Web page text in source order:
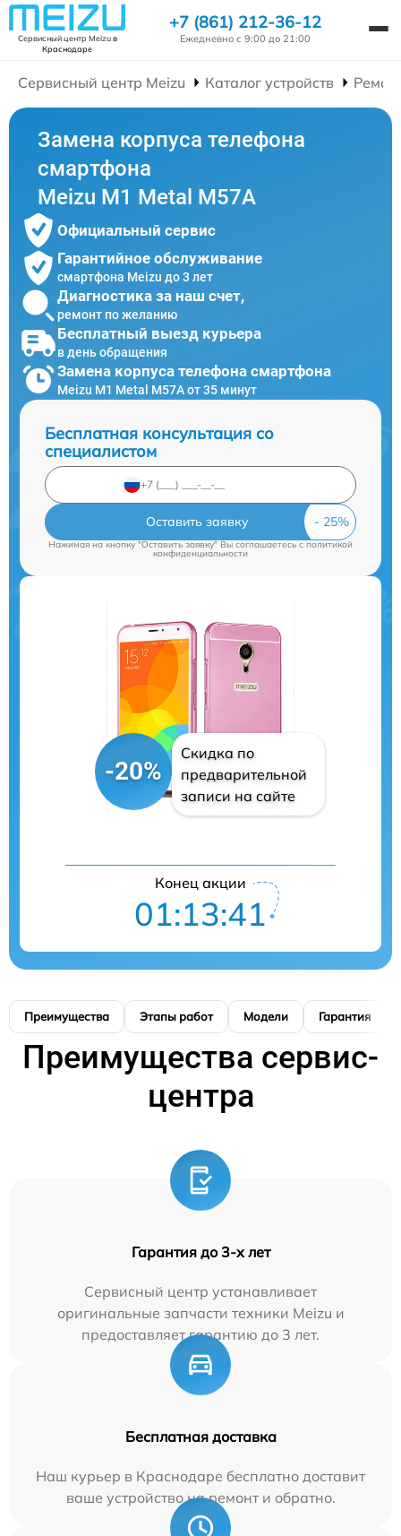
Сервисный центр Meizuв
Краснодаре
+7 (861) 212-36-12
Ежедневно с 9:00 до 21:00
Сервисный центр Meizu Каталог устройств
Замена корпуса телефона
смартфона
Meizu M1 Metal M57A
Официальный сервис
Гарантийное обслуживание
смартфона Meizu до 3 лет
Диагностика за наш счет,
ремонт по желанию
Бесплатный выезд курьера
в день обращения
Замена корпуса телефона смартфона
Meizu M1 Metal M57A от 35 минут
Бесплатная консультация со
специалистом
Оставить заявку
Нажимая на кнопку "Оставить заявку" Вы соглашаетесь cполитикой
конфиденциальности
-20%
Скидка по
предварительной
записи на сайте
Конец акции
01:13:41
Преимущества Этапы работ Модели Гарантия
Преимущества сервис-
центра
Гарантия до 3-х лет
Сервисный центр устанавливает
оригинальные запчасти техники Meizu и
предоставляет гарантию до 3 лет.
Бесплатная доставка
Наш курьер в Краснодаре бесплатно доставит
ваше устройство на ремонт и обратно.